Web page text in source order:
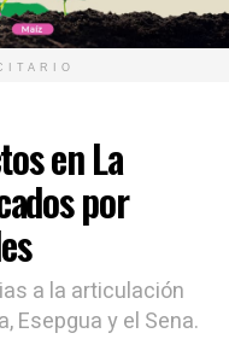
en La
por
a la articulación
Esepgua y el Sena.